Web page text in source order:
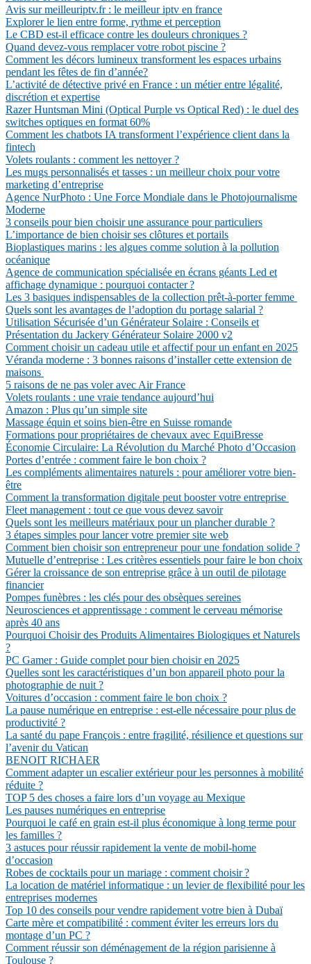
Avis sur meilleuriptv.fr : le meilleur iptv en france
Explorer le lien entre forme, rythme et perception
Le CBD est-il efficace contre les douleurs chroniques ?
Quand devez-vous remplacer votre robot piscine ?
Comment les décors lumineux transforment les espaces urbains
pendant les fêtes de fin d’année?
L’activité de détective privé en France : un métier entre légalité,
discrétion et expertise
Razer Huntsman Mini (Optical Purple vs Optical Red) : le duel des
switches optiques en format 60%
Comment les chatbots IA transforment l’expérience client dans la
fintech
Volets roulants : comment les nettoyer ?
Les mugs personnalisés et tasses : un meilleur choix pour votre
marketing d’entreprise
Agence NurPhoto : Une Force Mondiale dans le Photojournalisme
Moderne
3 conseils pour bien choisir une assurance pour particuliers
L’importance de bien choisir ses clôtures et portails
Bioplastiques marins : les algues comme solution à la pollution
océanique
Agence de communication spécialisée en écrans géants Led et
affichage dynamique : pourquoi contacter ?
Les 3 basiques indispensables de la collection prêt-à-porter femme
Quels sont les avantages de l’adoption du portage salarial ?
Utilisation Sécurisée d’un Générateur Solaire : Conseils et
Présentation du Jackery Générateur Solaire 2000 v2
Comment choisir un cadeau utile et affectif pour un enfant en 2025
Véranda moderne : 3 bonnes raisons d’installer cette extension de
maisons
5 raisons de ne pas voler avec Air France
Volets roulants : une vraie tendance aujourd’hui
Amazon : Plus qu’un simple site
Massage équin et soins bien-être en Suisse romande
Formations pour propriétaires de chevaux avec EquiBresse
Économie Circulaire: La Révolution du Marché Photo d’Occasion
Portes d’entrée : comment faire le bon choix ?
Les compléments alimentaires naturels : pour améliorer votre bien-
être
Comment la transformation digitale peut booster votre entreprise
Fleet management : tout ce que vous devez savoir
Quels sont les meilleurs matériaux pour un plancher durable ?
3 étapes simples pour lancer votre premier site web
Comment bien choisir son entrepreneur pour une fondation solide ?
Mutuelle d’entreprise : Les critères essentiels pour faire le bon choix
Gérer la croissance de son entreprise grâce à un outil de pilotage
financier
Pompes funèbres : les clés pour des obsèques sereines
Neurosciences et apprentissage : comment le cerveau mémorise
après 40 ans
Pourquoi Choisir des Produits Alimentaires Biologiques et Naturels
?
PC Gamer : Guide complet pour bien choisir en 2025
Quelles sont les caractéristiques d’un bon appareil photo pour la
photographie de nuit ?
Voitures d’occasion : comment faire le bon choix ?
La pause numérique en entreprise : est-elle nécessaire pour plus de
productivité ?
La santé du pape François : entre fragilité, résilience et questions sur
l’avenir du Vatican
BENOIT RICHAER
Comment adapter un escalier extérieur pour les personnes à mobilité
réduite ?
TOP 5 des choses a faire lors d’un voyage au Mexique
Les pauses numériques en entreprise
Pourquoi le café en grain est-il plus économique à long terme pour
les familles ?
3 astuces pour réussir rapidement la vente de mobil-home
d’occasion
Robes de cocktails pour un mariage : comment choisir ?
La location de matériel informatique : un levier de flexibilité pour les
entreprises modernes
Top 10 des conseils pour vendre rapidement votre bien à Dubaï
Carte mère et compatibilité : comment éviter les erreurs lors du
montage d’un PC ?
Comment réussir son déménagement de la région parisienne à
Toulouse ?